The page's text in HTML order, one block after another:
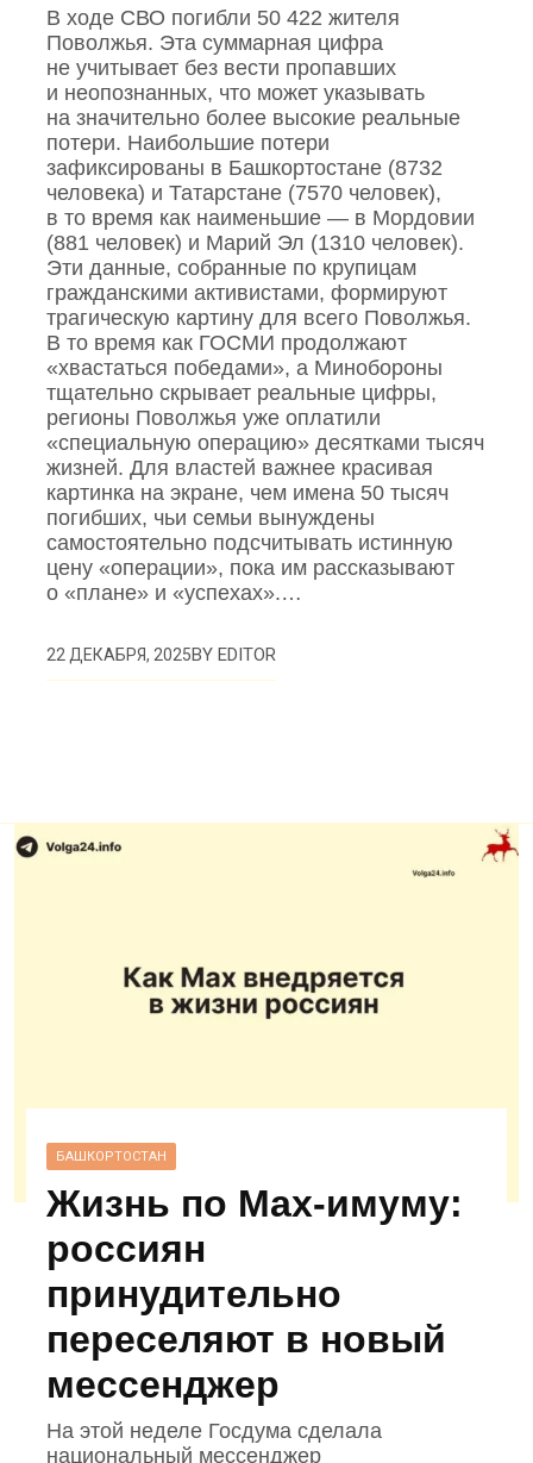
В ходе СВО погибли 50 422 жителя
Поволжья. Эта суммарная цифра
не учитывает без вести пропавших
и неопознанных, что может указывать
на значительно более высокие реальные
потери. Наибольшие потери
зафиксированы в Башкортостане (8732
человека) и Татарстане (7570 человек),
в то время как наименьшие — в Мордовии
(881 человек) и Марий Эл (1310 человек).
Эти данные, собранные по крупицам
гражданскими активистами, формируют
трагическую картину для всего Поволжья.
В то время как ГОСМИ продолжают
«хвастаться победами», а Минобороны
тщательно скрывает реальные цифры,
регионы Поволжья уже оплатили
«специальную операцию» десятками тысяч
жизней. Для властей важнее красивая
картинка на экране, чем имена 50 тысяч
погибших, чьи семьи вынуждены
самостоятельно подсчитывать истинную
цену «операции», пока им рассказывают
о «плане» и «успехах».…
22 ДЕКАБРЯ, 2025BYEDITOR
БАШКОРТОСТАН
Жизнь по Max‑имуму:
россиян
принудительно
переселяют в новый
мессенджер
На этой неделе Госдума сделала
национальный мессенджер